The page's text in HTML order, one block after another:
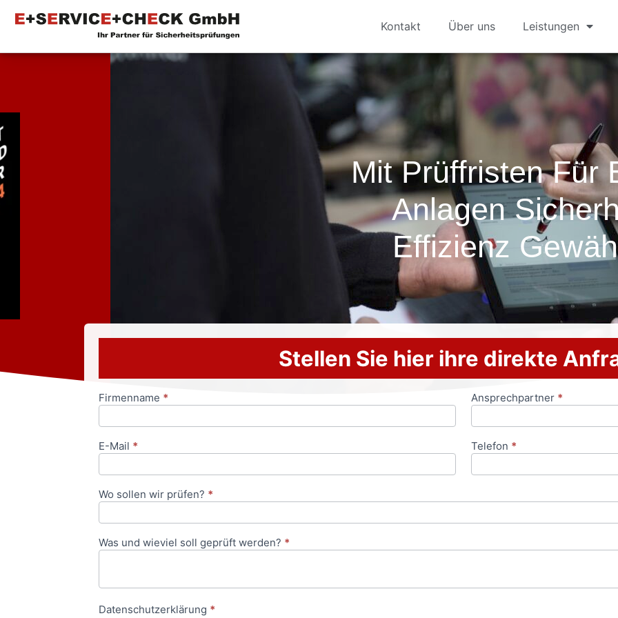
Kontakt Über uns Leistungen
Mit Prüffristen Für
Anlagen
Effizienz
Stellen Sie hier ihre direkte
Anfrageformular
Firmenname * Ansprechpartner *
E-Mail * Telefon *
Wo sollen wir prüfen? *
Was und wieviel soll geprüft werden? *
Datenschutzerklärung *